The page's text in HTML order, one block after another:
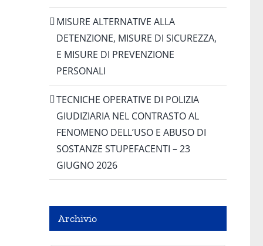
MISURE ALTERNATIVE ALLA
DETENZIONE, MISURE DI SICUREZZA,
E MISURE DI PREVENZIONE
PERSONALI
TECNICHE OPERATIVE DI POLIZIA
GIUDIZIARIA NEL CONTRASTO AL
FENOMENO DELL’USO E ABUSO DI
SOSTANZE STUPEFACENTI – 23
GIUGNO 2026
Archivio